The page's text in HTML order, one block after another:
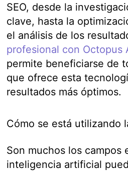
SEO, desde la
clave, hasta la
el análisis de los
profesional con Octopus
permite beneficiarse de
que ofrece esta
resultados más óptimos.
Cómo se está utilizando
Son muchos los campos
inteligencia artificial